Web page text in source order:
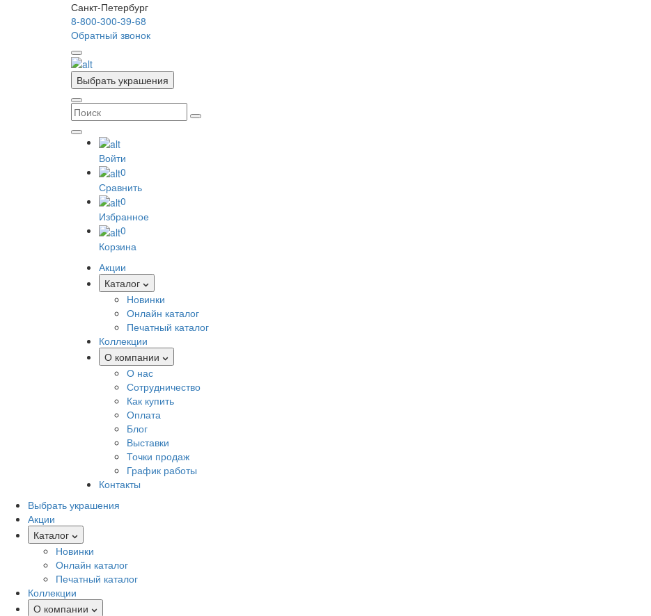
Санкт-Петербург
8-800-300-39-68
Обратный звонок
Выбрать украшения
Войти
0
Сравнить
0
Избранное
0
Корзина
Акции
Каталог
Новинки
Онлайн каталог
Печатный каталог
Коллекции
О компании
О нас
Сотрудничество
Как купить
Оплата
Блог
Выставки
Точки продаж
График работы
Контакты
Выбрать украшения
Акции
Каталог
Новинки
Онлайн каталог
Печатный каталог
Коллекции
О компании